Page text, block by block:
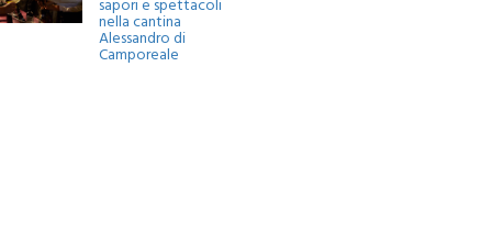
sapori e spettacoli
nella cantina
Alessandro di
Camporeale